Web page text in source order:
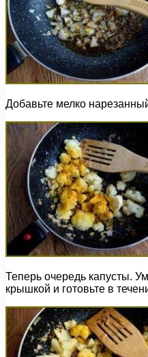
Добавьте мелко
Теперь очередь капусты.
крышкой и готовьте в